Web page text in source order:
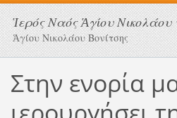
Ἱερός Ναός Ἁγίου Νικολάου
Ἁγίου Νικολάου Βονίτσης
Στην ενορία